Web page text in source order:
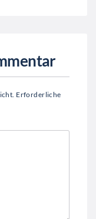
Erforderliche